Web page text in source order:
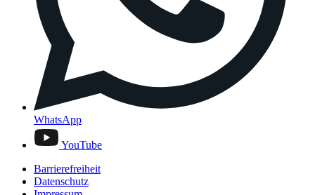
WhatsApp
YouTube
Barrierefreiheit
Datenschutz